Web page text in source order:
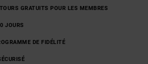
GRATUITS POUR LES MEMBRES
JOURS
DE FIDÉLITÉ